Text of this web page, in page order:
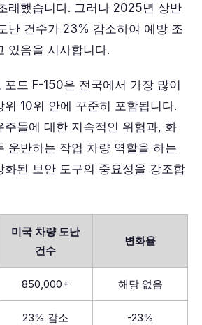
래했습니다. 그러나 2025년 상반
난 건수가 23% 감소하여 예방 조
있음을 시사합니다.
포드 F-150은 전국에서 가장 많이
위 10위 안에 꾸준히 포함됩니다.
주들에 대한 지속적인 위험과, 화
운반하는 작업 차량 역할을 하는
화된 보안 도구의 중요성을 강조합
미국 차량 도난
건수
변화율
850,000+ 해당 없음
23% 감소 -23%